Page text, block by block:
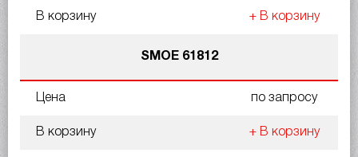
В корзину + В корзину
SMOE 61812
Цена по запросу
В корзину + В корзину